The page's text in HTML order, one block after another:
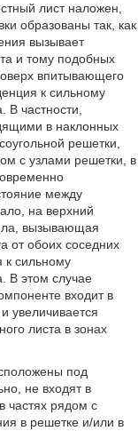
лист наложен,
образованы так, как
вызывает
и тому подобных
впитывающего
к сильному
В частности,
в наклонных
решетки,
с узлами решетки, в
между
на верхний
вызывающая
от обоих соседних
к сильному
В этом случае
входит в
увеличивается
листа в зонах
под
не входят в
частях рядом с
в решетке и/или в